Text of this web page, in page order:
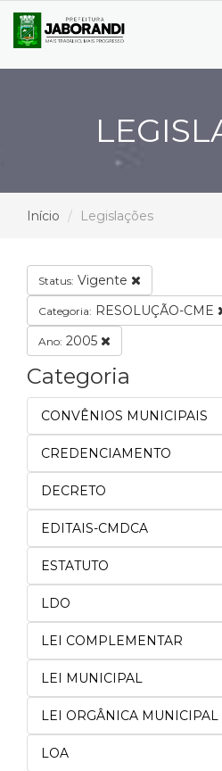
Início Legislações
Status: Vigente
Categoria: RESOLUÇÃO-CME
Ano: 2005
Categoria
CONVÊNIOS MUNICIPAIS
CREDENCIAMENTO
DECRETO
EDITAIS-CMDCA
ESTATUTO
LDO
LEI COMPLEMENTAR
LEI MUNICIPAL
LEI ORGÂNICA MUNICIPAL
LOA